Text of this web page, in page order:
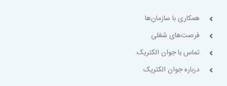
همکاری با سازمان‌ها
فرصت‌های شغلی
تماس با جوان الکتریک
درباره جوان الکتریک